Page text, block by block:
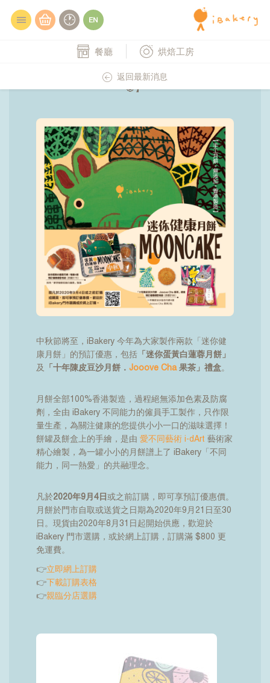
餐廳 烘焙工房
返回最新消息
【🌕中秋預訂優惠．百分百香港手工製作月餅
🥮】
中秋節將至，iBakery 今年為大家製作兩款「迷你健
康月餅」的預訂優惠，包括 「 迷你蛋黃白蓮蓉月餅」
及
「十年陳皮豆沙月餅． Jooove Cha果茶」禮盒。
月餅全部100%香港製造，過程絕無添加色素及防腐
劑，全由 iBakery 不同能力的僱員手工製作，只作限
量生產， 為關注健康的您提供小小一口的滋味選擇！
餅罐及餅盒上的手繪，是由 愛不同藝術 i-dArt 藝術家
精心繪製，為一罐小小的月餅譜上了 iBakery「不同
能力，同一熱愛」的共融理念。
凡於2020年9月4日或之前訂購，即可享預訂優惠價。
月餅於門市自取或送貨之日期為2020年9月21日至30
日。現貨由2020年8月31日起開始供應，歡迎於
iBakery 門市選購，或於網上訂購，訂購滿 $800 更
免運費。
👉立即網上訂購
👉下載訂購表格
👉親臨分店選購